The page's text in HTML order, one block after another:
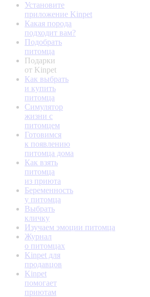
Установите
приложение Kinpet
Какая порода
подходит вам?
Подобрать
питомца
Подарки
от Kinpet
Как выбрать
и купить
питомца
Симулятор
жизни с
питомцем
Готовимся
к появлению
питомца дома
Как взять
питомца
из приюта
Беременность
у питомца
Выбрать
кличку
Изучаем эмоции питомца
Журнал
о питомцах
Kinpet для
продавцов
Kinpet
помогает
приютам